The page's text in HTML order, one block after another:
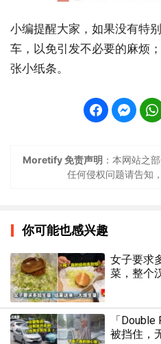
小编提醒大家，如果没有特
车，以免引发不必要的麻烦
张小纸条。
Moretify 免责声明 ：本网站之
任何侵权问题请告知
你可能也感兴趣
女子要求
菜，整个
「
被挡住，